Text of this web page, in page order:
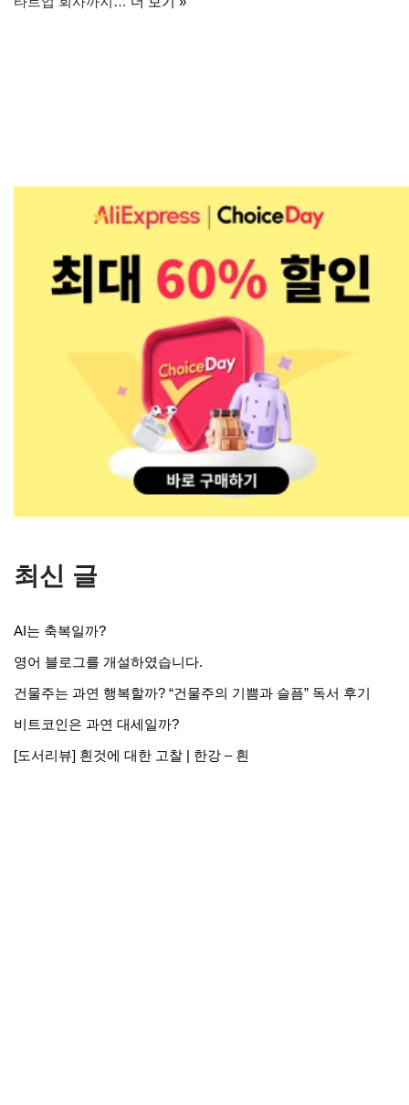
최신 글
AI는 축복일까?
영어 블로그를 개설하였습니다.
건물주는 과연 행복할까? “건물주의 기쁨과 슬픔” 독서 후기
비트코인은 과연 대세일까?
[도서리뷰] 흰것에 대한 고찰 | 한강 – 흰